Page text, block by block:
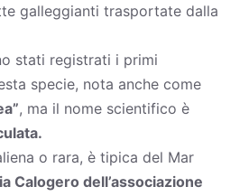
galleggianti trasportate dalla
stati registrati i primi
specie, nota anche come
, ma il nome scientifico è
o rara, è tipica del Mar
Calogero dell’associazione